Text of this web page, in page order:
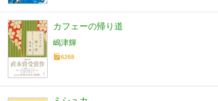
カフェーの帰り道
嶋津輝
6268